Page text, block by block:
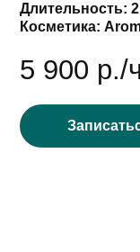
Забота
на
Сертификат